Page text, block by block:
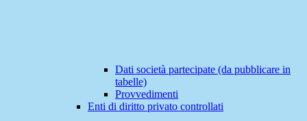
Dati società partecipate (da pubblicare in
tabelle)
Provvedimenti
Enti di diritto privato controllati